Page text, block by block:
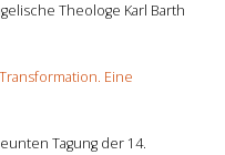
Theologe Karl Barth
Eine
Tagung der 14.